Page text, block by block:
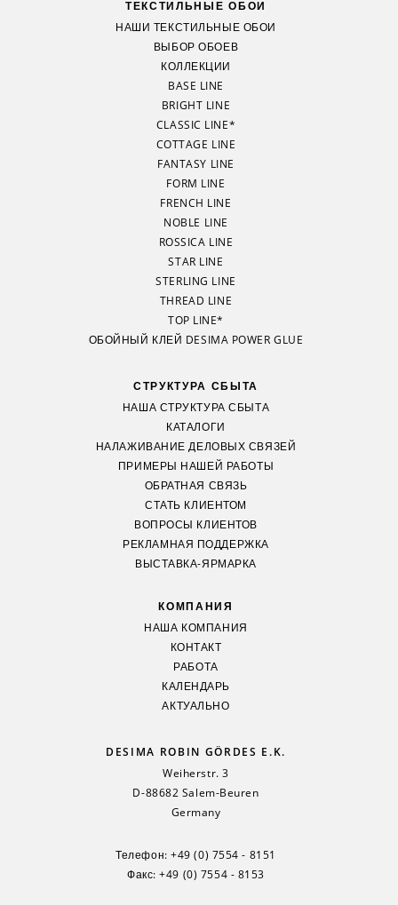
ТЕКСТИЛЬНЫЕ ОБОИ
НАШИ ТЕКСТИЛЬНЫЕ ОБОИ
ВЫБОР ОБОЕВ
КОЛЛЕКЦИИ
BASE LINE
BRIGHT LINE
CLASSIC LINE*
COTTAGE LINE
FANTASY LINE
FORM LINE
FRENCH LINE
NOBLE LINE
ROSSICA LINE
STAR LINE
STERLING LINE
THREAD LINE
TOP LINE*
ОБОЙНЫЙ КЛЕЙ DESIMA POWER GLUE
СТРУКТУРА СБЫТА
НАША СТРУКТУРА СБЫТА
КАТАЛОГИ
НАЛАЖИВАНИЕ ДЕЛОВЫХ СВЯЗЕЙ
ПРИМЕРЫ НАШЕЙ РАБОТЫ
ОБРАТНАЯ СВЯЗЬ
СТАТЬ КЛИЕНТОМ
ВОПРОСЫ КЛИЕНТОВ
РЕКЛАМНАЯ ПОДДЕРЖКА
ВЫСТАВКА-ЯРМАРКА
КОМПАНИЯ
НАША КОМПАНИЯ
КОНТАКТ
РАБОТА
КАЛЕНДАРЬ
АКТУАЛЬНО
DESIMA ROBIN GÖRDES E.K.
Weiherstr. 3
D-88682 Salem-Beuren
Germany
Телефон:+49 (0) 7554 - 8151
Факс: +49 (0) 7554 - 8153